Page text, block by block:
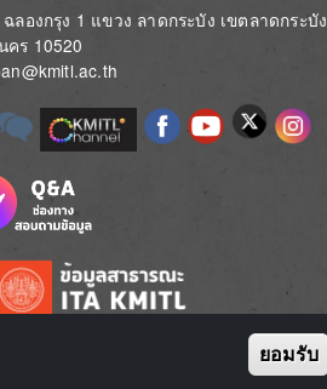
ลองกรุง 1 แขวง ลาดกระบัง เขตลาดกระบัง
คร 10520
Image ImageImageImageImage
ยอมรับ